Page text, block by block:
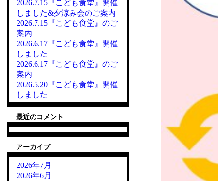
2026.7.15『こども食堂』開催
しました&夕涼み会のご案内
2026.7.15『こども食堂』のご
案内
2026.6.17『こども食堂』開催
しました
2026.6.17『こども食堂』のご
案内
2026.5.20『こども食堂』開催
しました
最近のコメント
アーカイブ
2026年7月
2026年6月